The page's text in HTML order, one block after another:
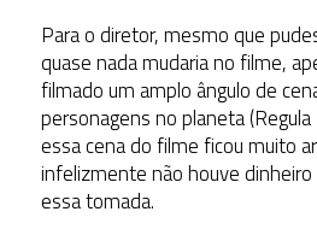
Para o diretor, mesmo que
quase nada mudaria no filme,
filmado um amplo ângulo de
personagens no planeta (Regula
essa cena do filme ficou muito
infelizmente não houve
essa tomada.